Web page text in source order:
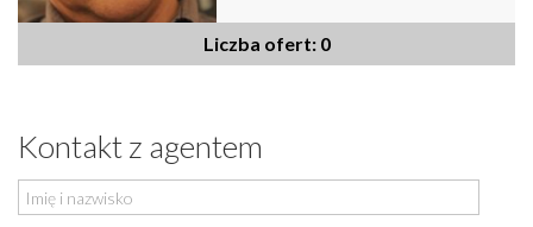
Liczba ofert: 0
Kontakt z agentem